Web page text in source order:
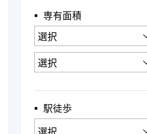
▪︎ 専有面積
▪︎ 駅徒歩